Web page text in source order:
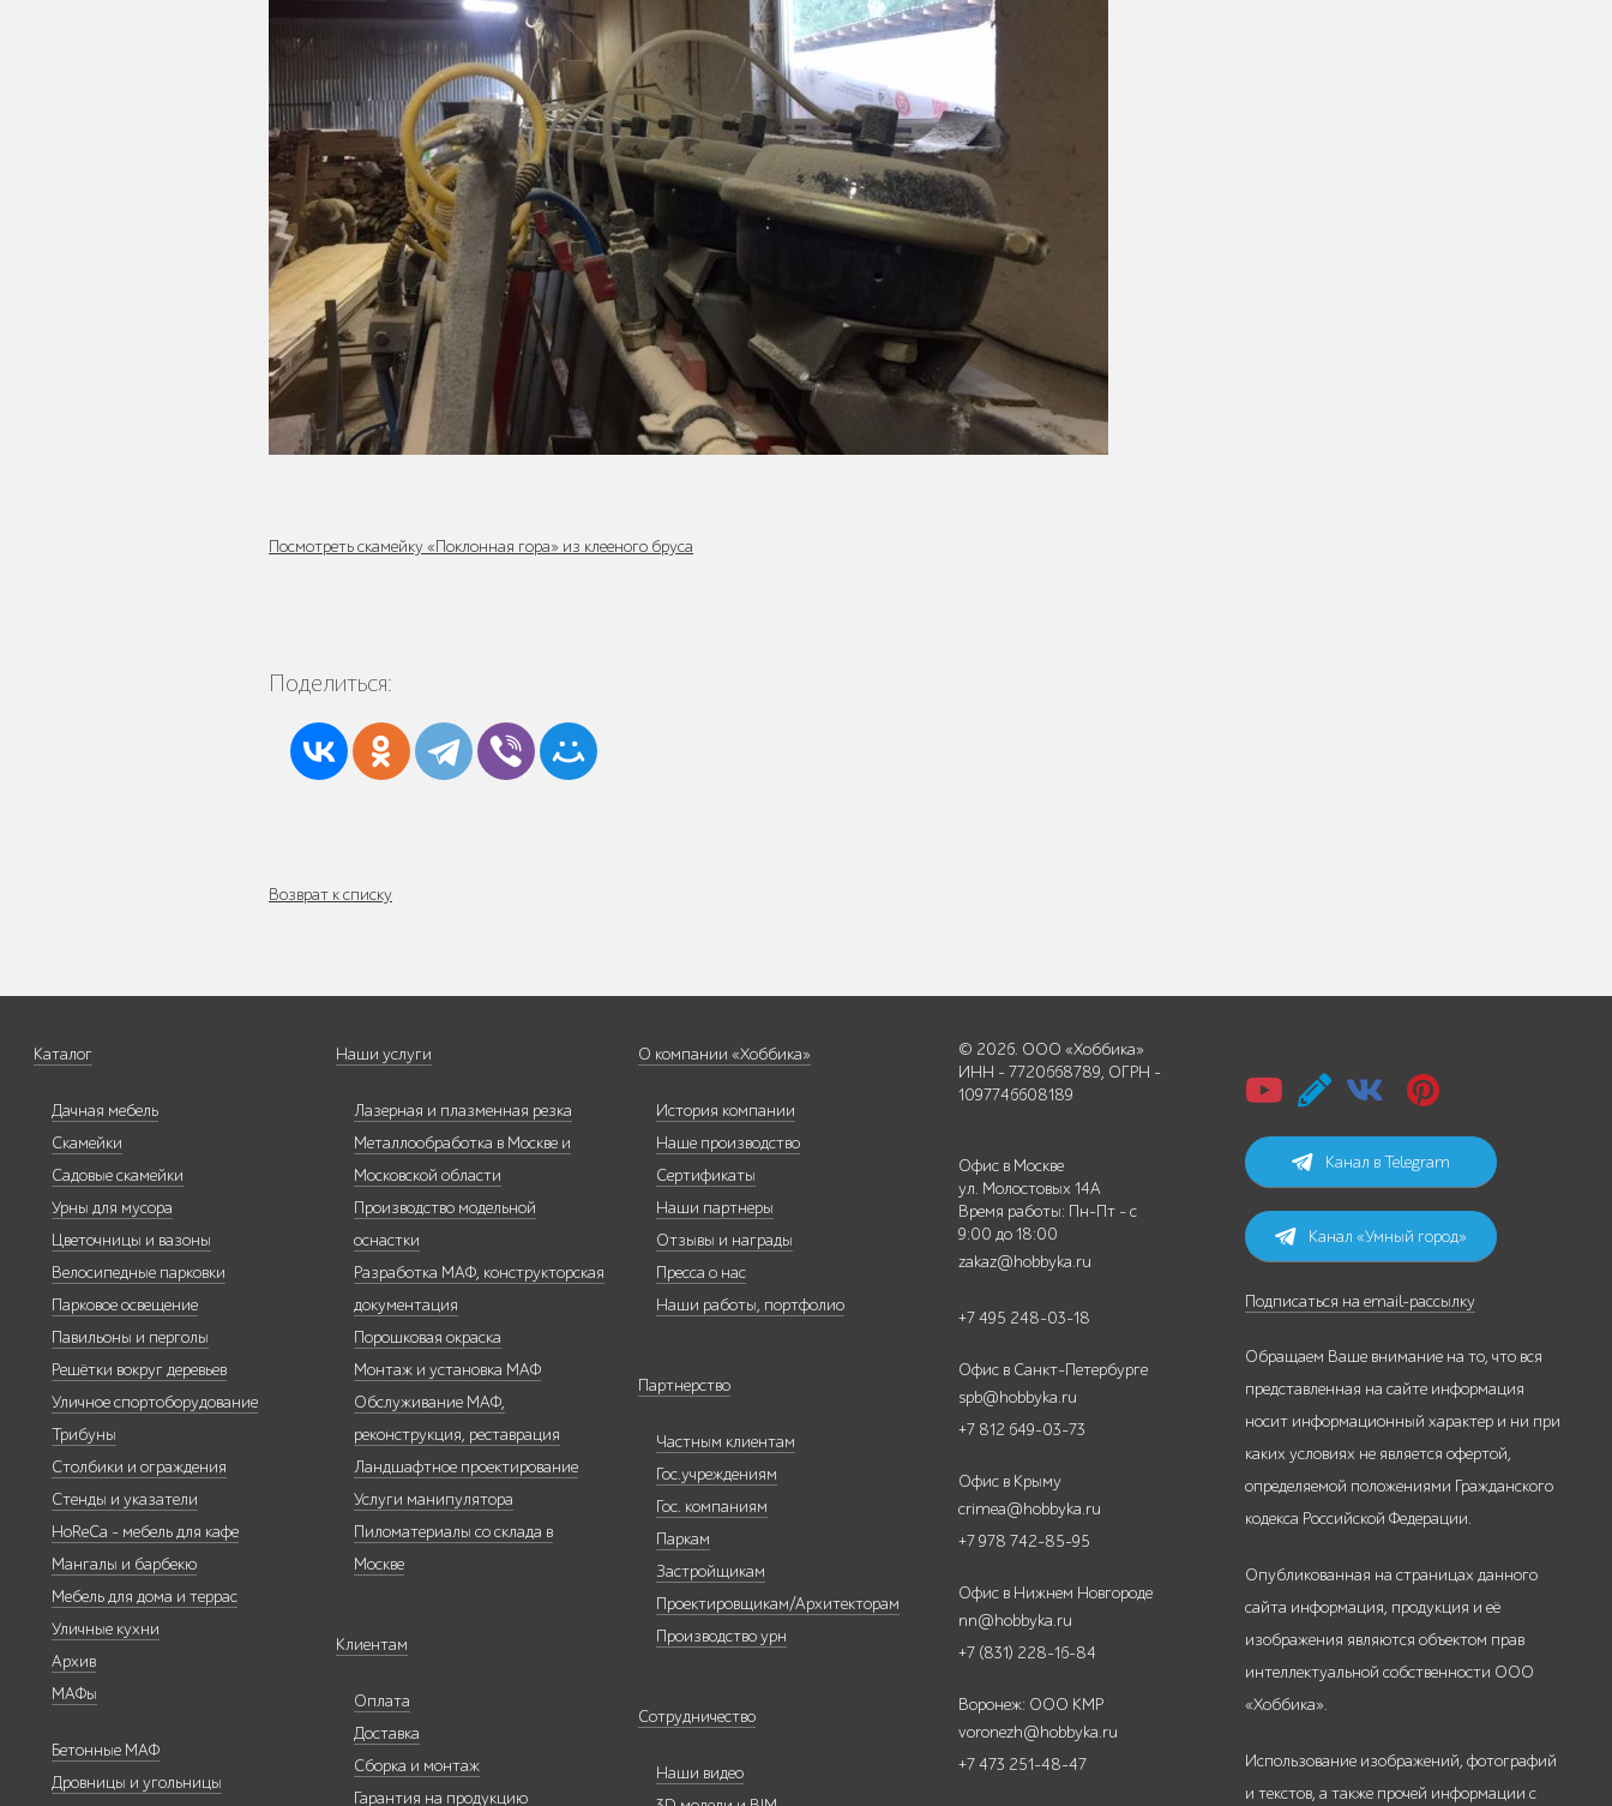
оборудование
Столбики и
ограждения
Уличные стенды
и указатели
Мебель для кафе
и ресторанов
барбекю
Посмотреть скамейку «Поклонная гора» из клееного бруса
Поделиться:
Возврат к списку
Каталог
Дачная мебель
Скамейки
Садовые скамейки
Урны для мусора
Цветочницы и вазоны
Велосипедные парковки
Парковое освещение
Павильоны и перголы
Решётки вокруг деревьев
Уличное спортоборудование
Трибуны
Столбики и ограждения
Стенды и указатели
HoReCa - мебель для кафе
Мангалы и барбекю
Мебель для дома и террас
Уличные кухни
Архив
МАФы
Бетонные МАФ
Дровницы и угольницы
Наши услуги
Лазерная и плазменная резка
Металлообработка в Москве и
Московской области
Производство модельной
оснастки
Разработка МАФ, конструкторская
документация
Порошковая окраска
Монтаж и установка МАФ
Обслуживание МАФ,
реконструкция, реставрация
Ландшафтное проектирование
Услуги манипулятора
Пиломатериалы со склада в
Москве
Клиентам
Оплата
Доставка
Сборка и монтаж
Гарантия на продукцию
О компании «Хоббика»
История компании
Наше производство
Сертификаты
Наши партнеры
Отзывы и награды
Пресса о нас
Наши работы, портфолио
Партнерство
Частным клиентам
Гос.учреждениям
Гос. компаниям
Паркам
Застройщикам
Проектировщикам/Архитекторам
Производство урн
Сотрудничество
Наши видео
© 2026. ООО «Хоббика»
ИНН - 7720668789, ОГРН -
1097746608189
Офис в Москве
ул. Молостовых 14А
Время работы: Пн-Пт - с
9:00 до 18:00
zakaz@hobbyka.ru
+7 495 248-03-18
Офис в Санкт-Петербурге
spb@hobbyka.ru
+7 812 649-03-73
Офис в Крыму
crimea@hobbyka.ru
+7 978 742-85-95
Офис в Нижнем Новгороде
nn@hobbyka.ru
+7 (831) 228-16-84
Воронеж: ООО КМР
voronezh@hobbyka.ru
+7 473 251-48-47
Канал в Telegram
Канал «Умный город»
Подписаться на email-рассылку
Обращаем Ваше внимание на то, что вся
представленная на сайте информация
носит информационный характер и ни при
каких условиях не является офертой,
определяемой положениями Гражданского
кодекса Российской Федерации.
Опубликованная на страницах данного
сайта информация, продукция и её
изображения являются объектом прав
интеллектуальной собственности ООО
«Хоббика».
Использование изображений, фотографий
и текстов, а также прочей информации с